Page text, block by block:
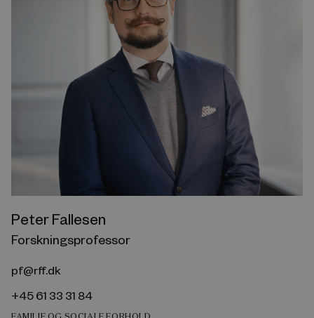
Peter Fallesen
Forskningsprofessor
pf@rff.dk
+45 61 33 31 84